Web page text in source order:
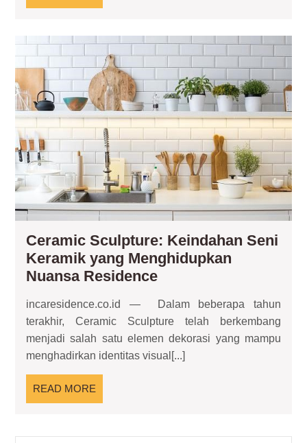
MORE
Ceramic Sculpture: Keindahan Seni
Keramik yang Menghidupkan
Nuansa ResidenceCeramic
Keindahan
Seni
Keramik
yang
incaresidence.co.id — Dalam beberapa tahun
terakhir, Ceramic Sculpture telah berkembang
menjadi salah satu elemen dekorasi yang mampu
menghadirkan identitas visual[...]
READ MORE
MORE